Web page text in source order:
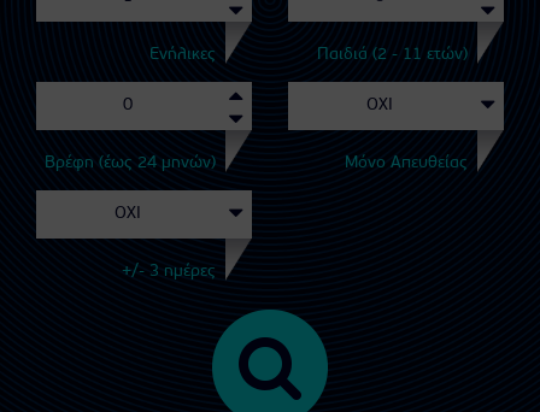
Ενήλικες Παιδιά (2 - 11 ετών)
Βρέφη (έως 24 μηνών) Μόνο Απευθείας
+/- 3 ημέρες